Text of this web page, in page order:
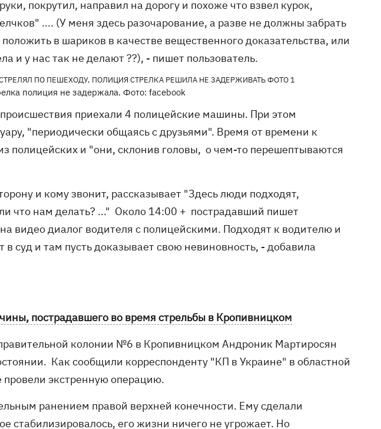
покрутил, направил на дорогу и похоже что взвел курок,
.... (У меня здесь разочарование, а разве не должны забрать
положить в шариков в качестве вещественного доказательства, или
и у нас так не делают ??), - пишет пользователь.
полиция не задержала. Фото: facebook
приехали 4 полицейские машины. При этом
"периодически общаясь с друзьями". Время от времени к
полицейских и "они, склонив головы, о чем-то перешептываются
и кому звонит, рассказывает "Здесь люди подходят,
что нам делать? ..." Около 14:00 + пострадавший пишет
видео диалог водителя с полицейскими. Подходят к водителю и
суд и там пусть доказывает свою невиновность, - добавила
пострадавшего во время стрельбы в Кропивницком
колонии №6 в Кропивницком Андроник Мартиросян
Как сообщили корреспонденту "КП в Украине" в областной
экстренную операцию.
ранением правой верхней конечности. Ему сделали
стабилизировалось, его жизни ничего не угрожает. Но